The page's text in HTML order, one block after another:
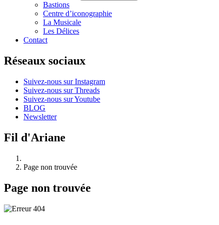
Bastions
Centre d’iconographie
La Musicale
Les Délices
Contact
Réseaux sociaux
Suivez-nous sur Instagram
Suivez-nous sur Threads
Suivez-nous sur Youtube
BLOG
Newsletter
Fil d'Ariane
Page non trouvée
Page non trouvée